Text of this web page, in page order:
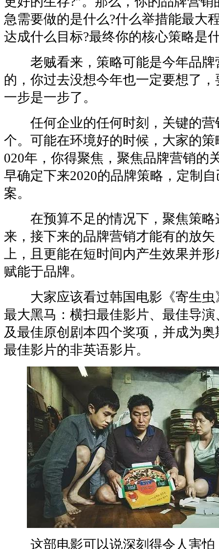
急需要做的是什么?什么举措能最大
达成什么目标?最终你的核心策略是
老贼看来，策略可能是今年品牌
的，你过去没想今年也一定要想了
一步是一步了。
任何企业的任何时刻，关键的营
个。可能在环境好的时候，大家的
020年，你得聚焦，聚焦品牌营销的
早确定下来2020的品牌策略，定制
案。
在预算不足的情况下，聚焦策略
来，接下来的品牌营销才能有的放
上，且更能在短时间内产生效果并
赋能于品牌。
大家应该看过韩国电影《寄生虫
最大黑马：横扫最佳影片、最佳导
及最佳原创剧本四个奖项，并成为
最佳影片的非英语影片。
这部电影可以说深刻得令人害怕